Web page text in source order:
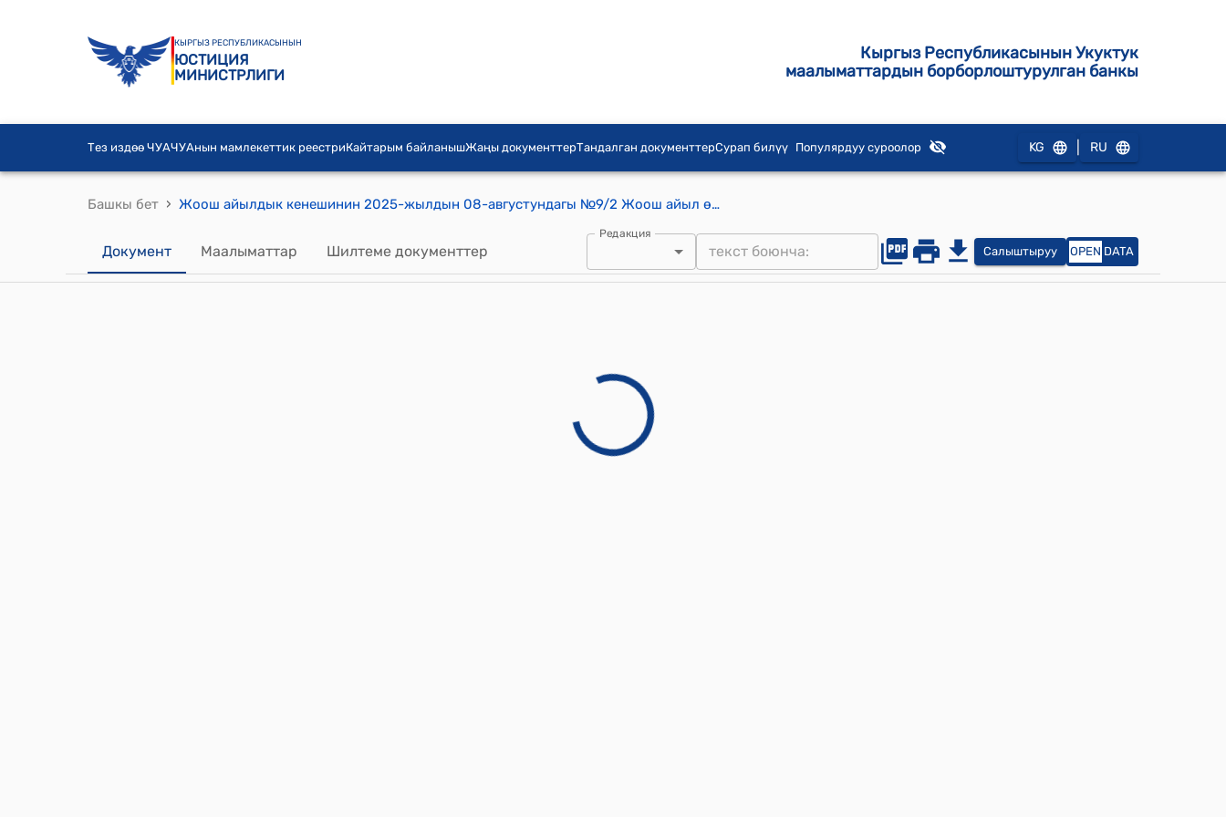
КЫРГЫЗ РЕСПУБЛИКАСЫНЫН
ЮСТИЦИЯ
МИНИСТРЛИГИ
Кыргыз Республикасынын Укуктук
маалыматтардын борборлоштурулган банкы
Тез издөө ЧУАЧУАнын мамлекеттик реестриКайтарым байланышЖаңы документтерТандалган документтерСурап билүү Популярдуу суроолор KG RU
Башкы бет › Жоош айылдык кенешинин 2025-жылдын 08-августундагы №9/2 Жоош айыл өкмөтүнүн аймагындагы Кыргызстан пахтачылык боюнча тажрыйба станциясынын 04.08.2025-жылдагы катынын негизинде, ишкананын имааратынын короосундагы өсүп турган ийне жалбырактуу 2(эки) түп туя жана 4 (төрт) түп кайрагач дарактарын алдырууга макулдук берүү жөнүндө токтому
Документ Маалыматтар Шилтеме документтер
Редакция
Салыштыруу OPEN DATA